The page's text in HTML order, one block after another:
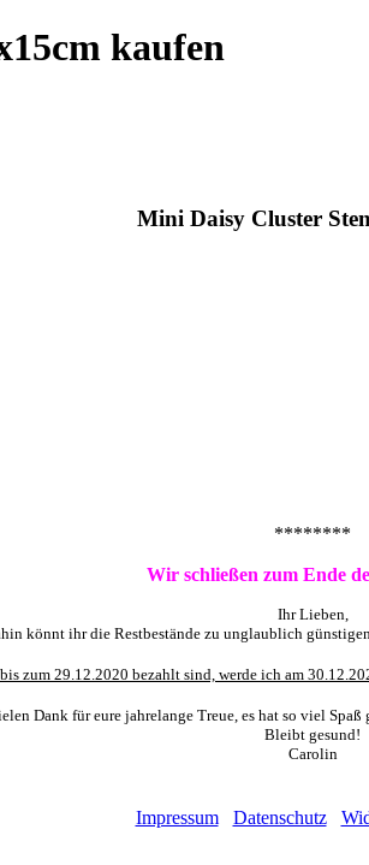
kaufen
Mini Daisy Cluster
********
Wir schließen zum Ende
Ihr Lieben,
könnt ihr die Restbestände zu unglaublich
zum 29.12.2020 bezahlt sind, werde ich am
Dank für eure jahrelange Treue, es hat so viel
Bleibt gesund!
Carolin
Impressum Datenschutz